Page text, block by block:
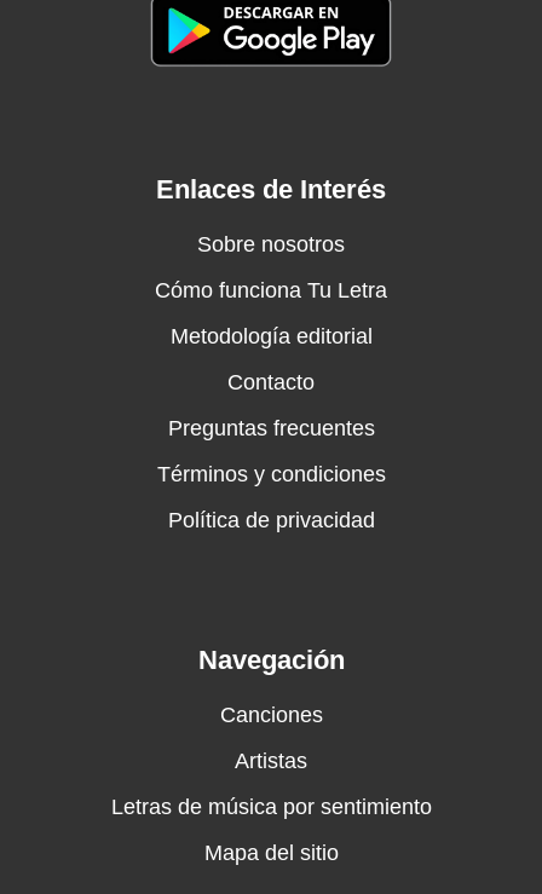
Enlaces de Interés
Sobre nosotros
Cómo funciona Tu Letra
Metodología editorial
Contacto
Preguntas frecuentes
Términos y condiciones
Política de privacidad
Navegación
Canciones
Artistas
Letras de música por sentimiento
Mapa del sitio